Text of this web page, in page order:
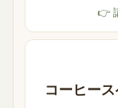
👉
コーヒー